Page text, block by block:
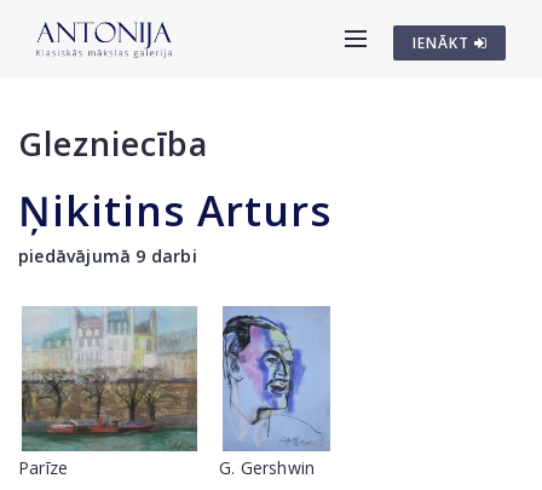
IENĀKT
Glezniecība
Ņikitins Arturs
piedāvājumā 9 darbi
Parīze G. Gershwin